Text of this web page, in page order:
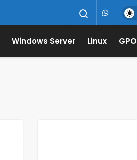
Windows Server Linux GPO